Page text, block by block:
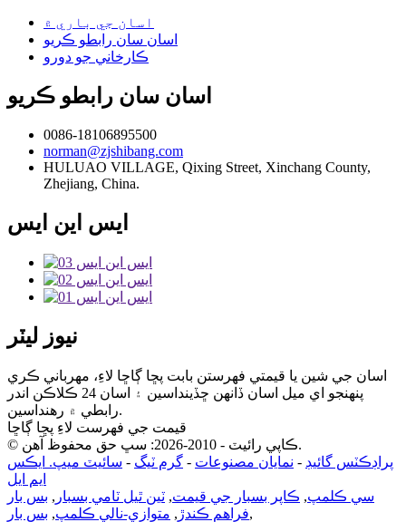
اسان جي باري ۾
اسان سان رابطو ڪريو
ڪارخاني جو دورو
اسان سان رابطو ڪريو
0086-18106895500
norman@zjshibang.com
HULUAO VILLAGE, Qixing Street, Xinchang County,
Zhejiang, China.
ايس اين ايس
نيوز ليٽر
اسان جي شين يا قيمتي فهرستن بابت پڇا ڳاڇا لاءِ، مهرباني ڪري
پنهنجو اي ميل اسان ڏانهن ڇڏينداسين ۽ اسان 24 ڪلاڪن اندر
رابطي ۾ رهنداسين.
قيمت جي فهرست لاءِ پڇا ڳاڇا
© ڪاپي رائيٽ - 2010-2026: سڀ حق محفوظ آهن.
پراڊڪٽس گائيڊ - نمايان مصنوعات - گرم ٽيگ - سائيٽ ميپ. ايڪس
ايم ايل
سي ڪلمپ, ڪاپر بسبار جي قيمت, ٽين ٿيل ٽامي بسبار , بس بار
فراهم ڪندڙ , متوازي-نالي ڪلمپ, بس بار ,